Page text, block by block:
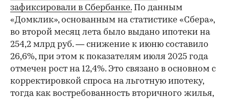
зафиксировали в Сбербанке. По данным
«Домклик», основанным на статистике «Сбера»,
во второй месяц лета было выдано ипотеки на
254,2 млрд руб. — снижение к июню составило
26,6%, при этом к показателям июля 2025 года
отмечен рост на 12,4%. Это связано в основном с
корректировкой спроса на льготную ипотеку,
тогда как востребованность вторичного жилья,